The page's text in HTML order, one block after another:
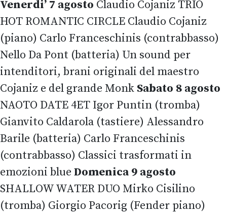
Venerdi’ 7 agosto Claudio Cojaniz TRIO
HOT ROMANTIC CIRCLE Claudio Cojaniz
(piano) Carlo Franceschinis (contrabbasso)
Nello Da Pont (batteria) Un sound per
intenditori, brani originali del maestro
Cojaniz e del grande Monk Sabato 8 agosto
NAOTO DATE 4ET Igor Puntin (tromba)
Gianvito Caldarola (tastiere) Alessandro
Barile (batteria) Carlo Franceschinis
(contrabbasso) Classici trasformati in
emozioni blue Domenica 9 agosto
SHALLOW WATER DUO Mirko Cisilino
(tromba) Giorgio Pacorig (Fender piano)